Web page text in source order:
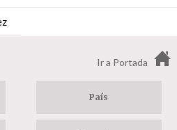
Ir a Portada
País